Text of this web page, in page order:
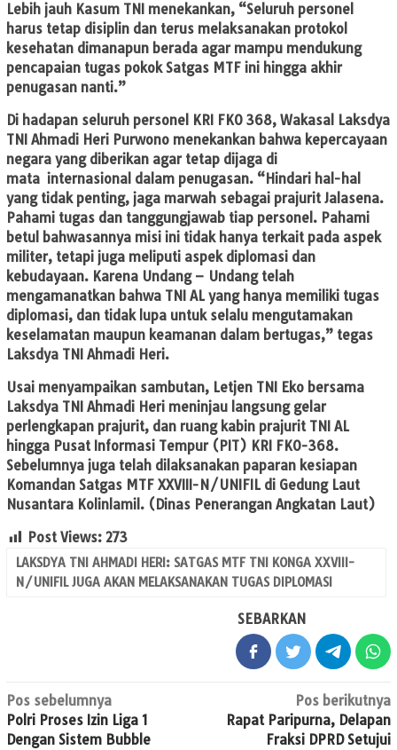
Lebih jauh Kasum TNI menekankan, “Seluruh personel
harus tetap disiplin dan terus melaksanakan protokol
kesehatan dimanapun berada agar mampu mendukung
pencapaian tugas pokok Satgas MTF ini hingga akhir
penugasan nanti.”
Di hadapan seluruh personel KRI FKO 368, Wakasal Laksdya
TNI Ahmadi Heri Purwono menekankan bahwa kepercayaan
negara yang diberikan agar tetap dijaga di
mata internasional dalam penugasan. “Hindari hal-hal
yang tidak penting, jaga marwah sebagai prajurit Jalasena.
Pahami tugas dan tanggungjawab tiap personel. Pahami
betul bahwasannya misi ini tidak hanya terkait pada aspek
militer, tetapi juga meliputi aspek diplomasi dan
kebudayaan. Karena Undang – Undang telah
mengamanatkan bahwa TNI AL yang hanya memiliki tugas
diplomasi, dan tidak lupa untuk selalu mengutamakan
keselamatan maupun keamanan dalam bertugas,” tegas
Laksdya TNI Ahmadi Heri.
Usai menyampaikan sambutan, Letjen TNI Eko bersama
Laksdya TNI Ahmadi Heri meninjau langsung gelar
perlengkapan prajurit, dan ruang kabin prajurit TNI AL
hingga Pusat Informasi Tempur (PIT) KRI FKO-368.
Sebelumnya juga telah dilaksanakan paparan kesiapan
Komandan Satgas MTF XXVIII-N/UNIFIL di Gedung Laut
Nusantara Kolinlamil. (Dinas Penerangan Angkatan Laut)
Post Views: 273
LAKSDYA TNI AHMADI HERI: SATGAS MTF TNI KONGA XXVIII-
N/UNIFIL JUGA AKAN MELAKSANAKAN TUGAS DIPLOMASI
SEBARKAN
Navigasi
pos
Pos sebelumnya
Polri Proses Izin Liga 1
Dengan Sistem Bubble
Pos berikutnya
Rapat Paripurna, Delapan
Fraksi DPRD Setujui